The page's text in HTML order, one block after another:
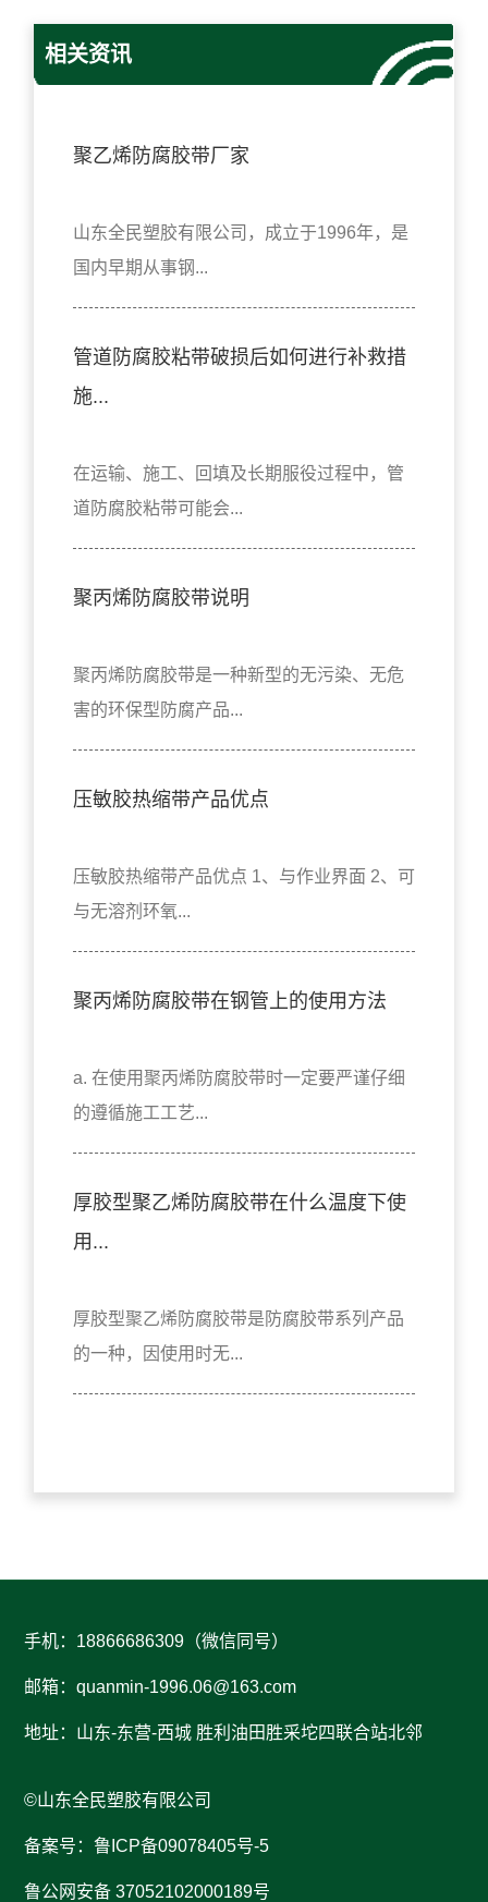
相关资讯
聚乙烯防腐胶带厂家
山东全民塑胶有限公司，成立于1996年，是
国内早期从事钢...
管道防腐胶粘带破损后如何进行补救措
施...
在运输、施工、回填及长期服役过程中，管
道防腐胶粘带可能会...
聚丙烯防腐胶带说明
聚丙烯防腐胶带是一种新型的无污染、无危
害的环保型防腐产品...
压敏胶热缩带产品优点
压敏胶热缩带产品优点 1、与作业界面 2、可
与无溶剂环氧...
聚丙烯防腐胶带在钢管上的使用方法
a. 在使用聚丙烯防腐胶带时一定要严谨仔细
的遵循施工工艺...
厚胶型聚乙烯防腐胶带在什么温度下使
用...
厚胶型聚乙烯防腐胶带是防腐胶带系列产品
的一种，因使用时无...
手机：18866686309（微信同号）
邮箱：quanmin-1996.06@163.com
地址：山东-东营-西城 胜利油田胜采坨四联合站北邻
©山东全民塑胶有限公司
备案号：鲁ICP备09078405号-5
鲁公网安备 37052102000189号